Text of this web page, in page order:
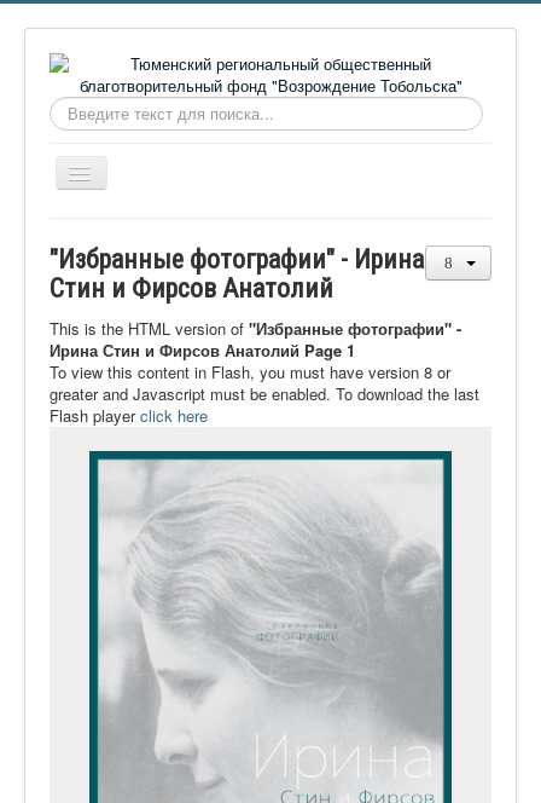
Искать...
Включить/
выключить
О фонде
Видеоматериалы
Контакты
"Избранные фотографии" - Ирина
Стин и Фирсов Анатолий
This is the HTML version of "Избранные фотографии" -
Ирина Стин и Фирсов Анатолий Page 1
To view this content in Flash, you must have version 8 or
greater and Javascript must be enabled. To download the last
Flash playerclick here